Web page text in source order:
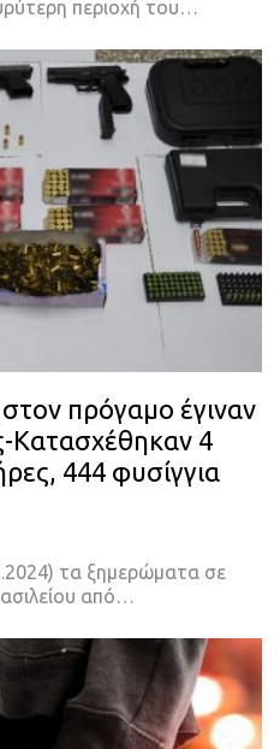
περιοχή του…
πρόγαμο έγιναν
Κατασχέθηκαν 4
444 φυσίγγια
τα ξημερώματα σε
από…